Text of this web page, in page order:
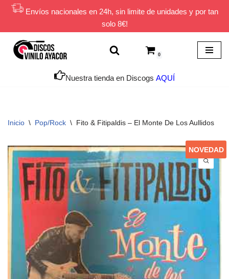
contenido
Envíos nacionales en 24h, sin limite de unidades y por tan
solo 8€!
0
Nuestra tienda en Discogs AQUÍ
Inicio \ Pop/Rock \ Fito & Fitipaldis ‎– El Monte De Los Aullidos
NOVEDAD